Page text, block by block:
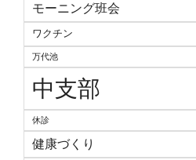
モーニング班会
ワクチン
万代池
中支部
休診
健康づくり